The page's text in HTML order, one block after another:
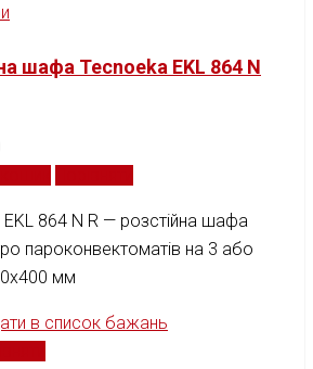
шафа Tecnoeka EKL 864 N
864 N R — розстійна шафа
пароконвектоматів на 3 або
мм
в список бажань